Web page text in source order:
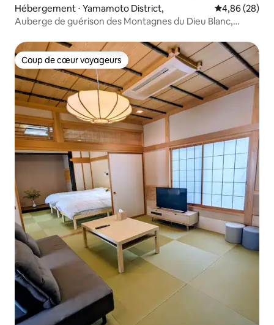
Hébergement ⋅ Yamamoto District, Évaluation
4,86 (28)
Auberge de guérison des Montagnes du Dieu Blanc,
Coup de cœur voyageurs
Coup de cœur voyageurs